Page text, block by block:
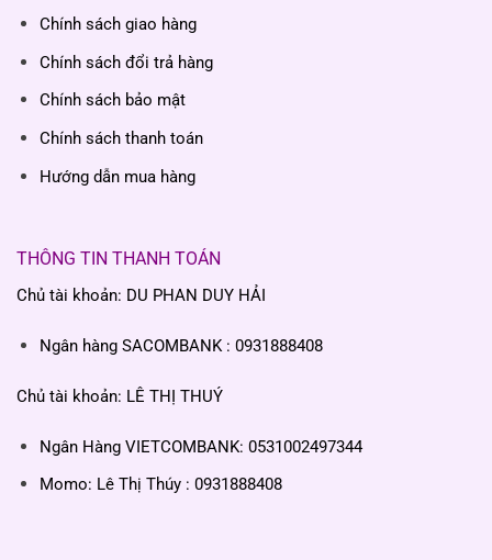
Chính sách giao hàng
Chính sách đổi trả hàng
Chính sách bảo mật
Chính sách thanh toán
Hướng dẫn mua hàng
THÔNG TIN THANH TOÁN
Chủ tài khoản: DU PHAN DUY HẢI
Ngân hàng SACOMBANK : 0931888408
Chủ tài khoản: LÊ THỊ THUÝ
Ngân Hàng VIETCOMBANK: 0531002497344
Momo: Lê Thị Thúy : 0931888408